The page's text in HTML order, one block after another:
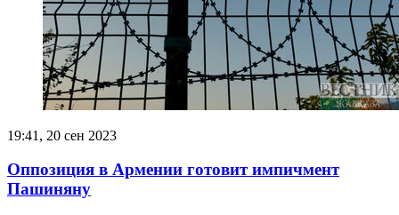
19:41, 20 сен 2023
Оппозиция в Армении готовит импичмент
Пашиняну